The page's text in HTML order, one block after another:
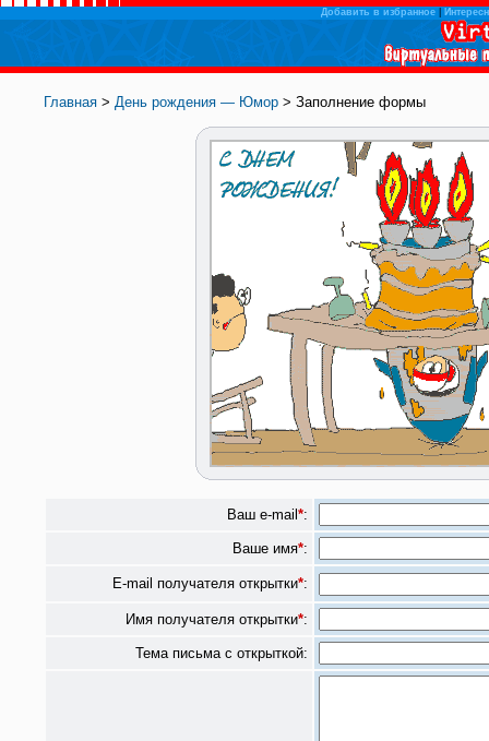
Добавить в избранное|
Главная > День рождения — Юмор > Заполнение формы
Ваш e-mail *:
Ваше имя*:
E-mail получателя открытки*:
Имя получателя открытки*:
Тема письма с открыткой: